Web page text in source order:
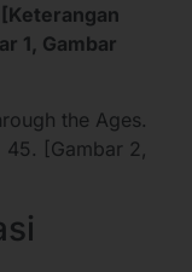
1, Gambar
the Ages.
[Gambar 2,